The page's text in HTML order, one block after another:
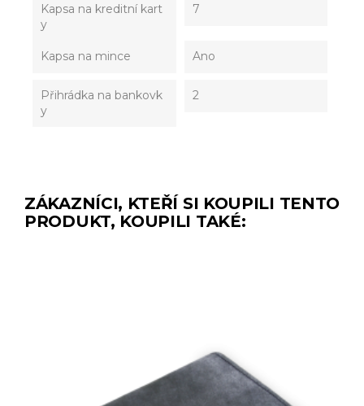
Kapsa na kreditní kart
y
7
Kapsa na mince Ano
Přihrádka na bankovk
y
2
ZÁKAZNÍCI, KTEŘÍ SI KOUPILI TENTO
PRODUKT, KOUPILI TAKÉ: